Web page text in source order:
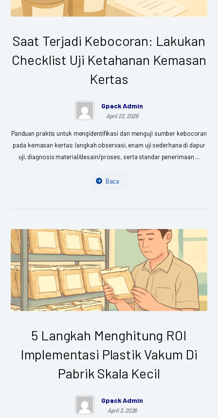
Saat Terjadi Kebocoran: Lakukan
Checklist Uji Ketahanan Kemasan
Kertas
Gpack Admin
April 22, 2026
Panduan praktis untuk mengidentifikasi dan menguji sumber kebocoran
pada kemasan kertas: langkah observasi, enam uji sederhana di dapur
uji, diagnosis material/desain/proses, serta standar penerimaan ...
Baca
5 Langkah Menghitung ROI
Implementasi Plastik Vakum Di
Pabrik Skala Kecil
Gpack Admin
April 3, 2026